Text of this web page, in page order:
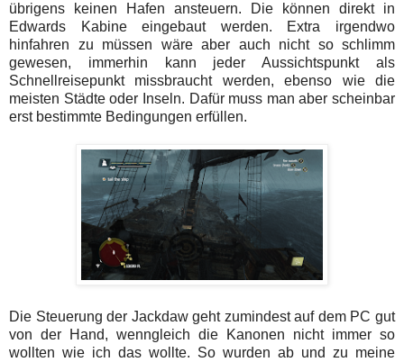
übrigens keinen Hafen ansteuern. Die können direkt in
Edwards Kabine eingebaut werden. Extra irgendwo
hinfahren zu müssen wäre aber auch nicht so schlimm
gewesen, immerhin kann jeder Aussichtspunkt als
Schnellreisepunkt missbraucht werden, ebenso wie die
meisten Städte oder Inseln. Dafür muss man aber scheinbar
erst bestimmte Bedingungen erfüllen.
Die Steuerung der Jackdaw geht zumindest auf dem PC gut
von der Hand, wenngleich die Kanonen nicht immer so
wollten wie ich das wollte. So wurden ab und zu meine